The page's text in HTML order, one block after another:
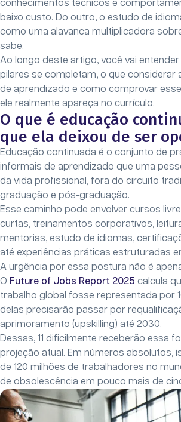
conhecimentos técnicos e
baixo custo. Do outro, o estudo de
como uma alavanca multiplicadora
sabe.
Ao longo deste artigo, você vai
pilares se completam, o que considerar
de aprendizado e como comprovar
ele realmente apareça no currículo.
O que é educação
que ela deixou de ser
Educação continuada é o conjunto de
informais de aprendizado que uma
da vida profissional, fora do circuito
graduação e pós-graduação.
Esse caminho pode envolver cursos
curtas, treinamentos corporativos,
mentorias, estudo de idiomas,
até experiências práticas estruturadas
A urgência por essa postura não é
O Future of Jobs Report 2025 calcula
trabalho global fosse representada por
delas precisarão passar por
aprimoramento (upskilling) até 2030.
Dessas, 11 dificilmente receberão essa
projeção atual. Em números absolutos,
de 120 milhões de trabalhadores no
de obsolescência em pouco mais de